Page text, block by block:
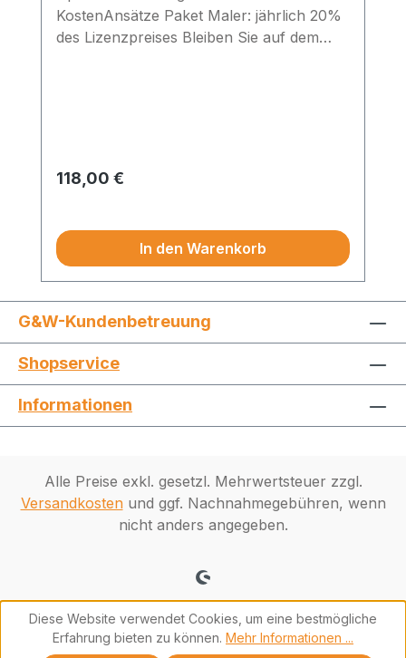
KostenAnsätze Paket Maler: jährlich 20%
des Lizenzpreises Bleiben Sie auf dem
Regulärer Preis:
118,00 €
In den Warenkorb
G&W-Kundenbetreuung
Shopservice
Informationen
Alle Preise exkl. gesetzl. Mehrwertsteuer zzgl.
Versandkostenund ggf. Nachnahmegebühren, wenn
nicht anders angegeben.
Diese Website verwendet Cookies, um eine bestmögliche
Erfahrung bieten zu können. Mehr Informationen ...